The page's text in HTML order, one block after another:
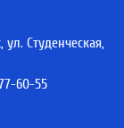
Студенческая,
60-55